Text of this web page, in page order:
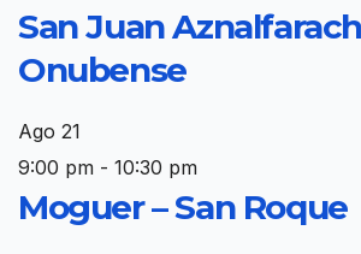
San Juan
Onubense
Ago 21
9:00 pm - 10:30 pm
Moguer – San Roque